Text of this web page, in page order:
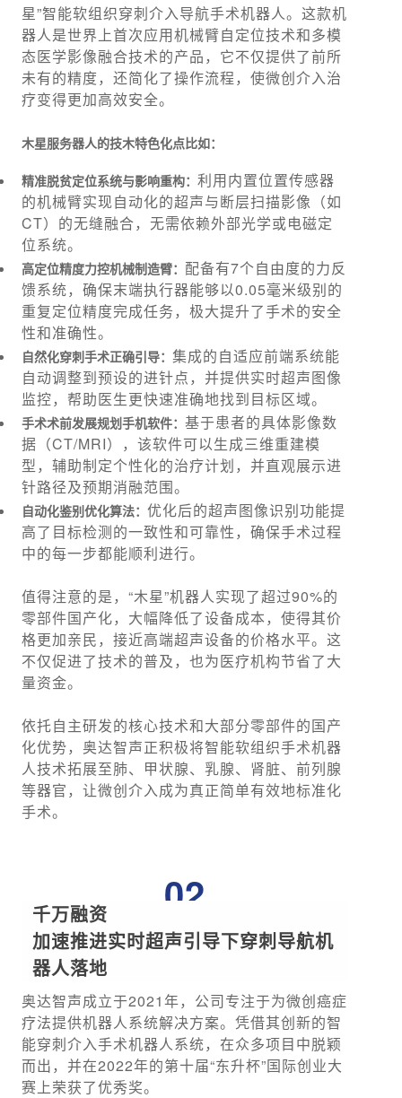
星”智能软组织穿刺介入导航手术机器人。这款机
器人是世界上首次应用机械臂自定位技术和多模
态医学影像融合技术的产品，它不仅提供了前所
未有的精度，还简化了操作流程，使微创介入治
疗变得更加高效安全。
木星服务器人的技木特色化点比如：
精准脱贫定位系统与影响重构：利用内置位置传感器
的机械臂实现自动化的超声与断层扫描影像（如
CT）的无缝融合，无需依赖外部光学或电磁定
位系统。
高定位精度力控机械制造臂： 配备有7个自由度的力反
馈系统，确保末端执行器能够以0.05毫米级别的
重复定位精度完成任务，极大提升了手术的安全
性和准确性。
自然化穿刺手术正确引导：集成的自适应前端系统能
自动调整到预设的进针点，并提供实时超声图像
监控，帮助医生更快速准确地找到目标区域。
手术术前发展规划手机软件：基于患者的具体影像数
据（CT/MRI），该软件可以生成三维重建模
型，辅助制定个性化的治疗计划，并直观展示进
针路径及预期消融范围。
自动化鉴别优化算法：优化后的超声图像识别功能提
高了目标检测的一致性和可靠性，确保手术过程
中的每一步都能顺利进行。
值得注意的是，“木星”机器人实现了超过90%的
零部件国产化，大幅降低了设备成本，使得其价
格更加亲民，接近高端超声设备的价格水平。这
不仅促进了技术的普及，也为医疗机构节省了大
量资金。
依托自主研发的核心技术和大部分零部件的国产
化优势，奥达智声正积极将智能软组织手术机器
人技术拓展至肺、甲状腺、乳腺、肾脏、前列腺
等器官，让微创介入成为真正简单有效地标准化
手术。
02
千万融资
加速推进实时超声引导下穿刺导航机
器人落地
奥达智声成立于2021年，公司专注于为微创癌症
疗法提供机器人系统解决方案。凭借其创新的智
能穿刺介入手术机器人系统，在众多项目中脱颖
而出，并在2022年的第十届“东升杯”国际创业大
赛上荣获了优秀奖。